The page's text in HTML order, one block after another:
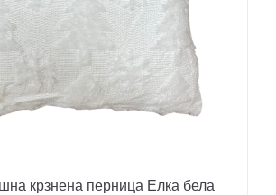
крзнена перница Елка бела